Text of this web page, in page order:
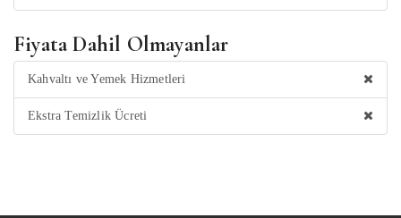
Fiyata Dahil Olmayanlar
Kahvaltı ve Yemek Hizmetleri
Ekstra Temizlik Ücreti